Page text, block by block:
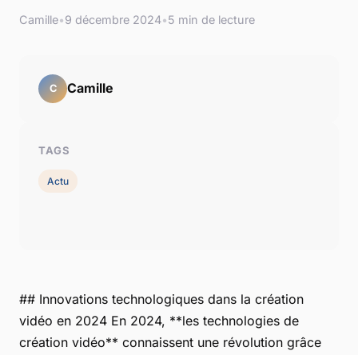
Camille•9 décembre 2024•5 min de lecture
## Innovations technologiques dans la création
vidéo en 2024 En 2024, **les technologies de
création vidéo** connaissent une révolution grâce
C Camille
TAGS
Actu